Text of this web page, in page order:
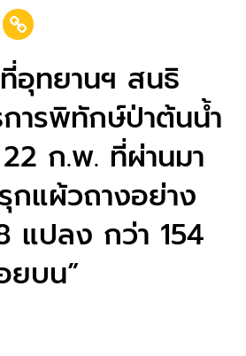
อุทยานฯ สนธิ
ารพิทักษ์ป่าต้นน้ำ
ก.พ. ที่ผ่านมา
แผ้วถางอย่าง
แปลง กว่า 154
ยบน”